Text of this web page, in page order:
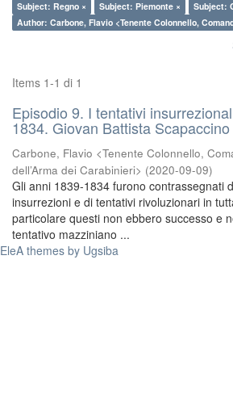
Subject: Regno ×
Subject: Piemonte ×
Subject:
Author: Carbone, Flavio <Tenente Colonnello,
Items 1-1 di 1
Episodio 9. I tentativi
1834. Giovan Battista
Carbone, Flavio <Tenente Colonnello,
dell’Arma dei Carabinieri> (2020-09-09)
Gli anni 1839-1834 furono contrassegnati
insurrezioni e di tentativi rivoluzionari in
particolare questi non ebbero successo e
tentativo mazziniano ...
EleA themes by Ugsiba